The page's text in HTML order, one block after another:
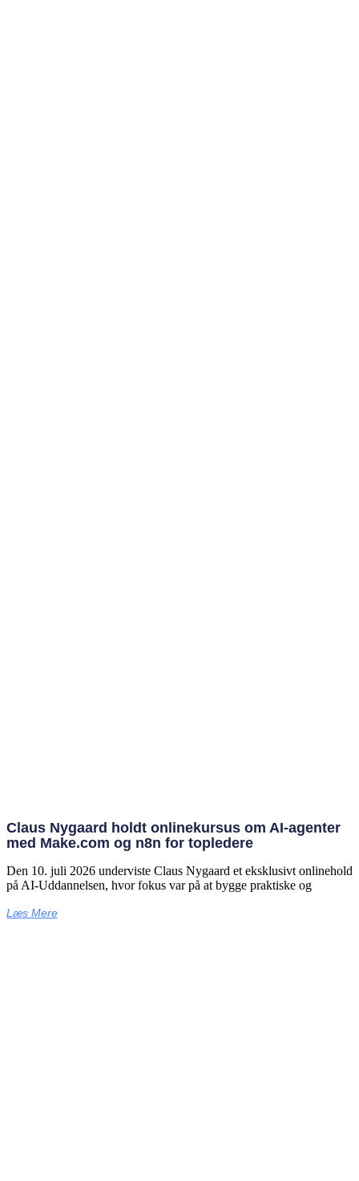
Claus Nygaard holdt onlinekursus om AI‑agenter
med Make.com og n8n for topledere
Den 10. juli 2026 underviste Claus Nygaard et eksklusivt onlinehold
på AI‑Uddannelsen, hvor fokus var på at bygge praktiske og
Læs Mere